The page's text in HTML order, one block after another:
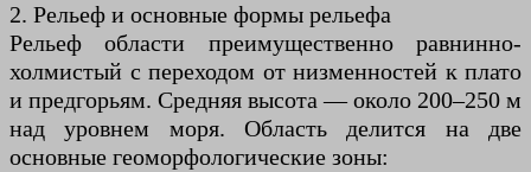
2. Рельеф и основные формы рельефа
Рельеф области преимущественно равнинно-
холмистый с переходом от низменностей к плато
и предгорьям. Средняя высота — около 200–250 м
над уровнем моря. Область делится на две
основные геоморфологические зоны: